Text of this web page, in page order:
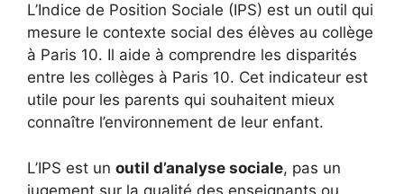
L’Indice de Position Sociale (IPS) est un outil qui
mesure le contexte social des élèves au collège
à Paris 10. Il aide à comprendre les disparités
entre les collèges à Paris 10. Cet indicateur est
utile pour les parents qui souhaitent mieux
connaître l’environnement de leur enfant.
L’IPS est un outil d’analyse sociale, pas un
jugement sur la qualité des enseignants ou